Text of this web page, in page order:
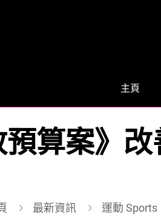
主頁
預算案》
最新資訊 運動 Sports